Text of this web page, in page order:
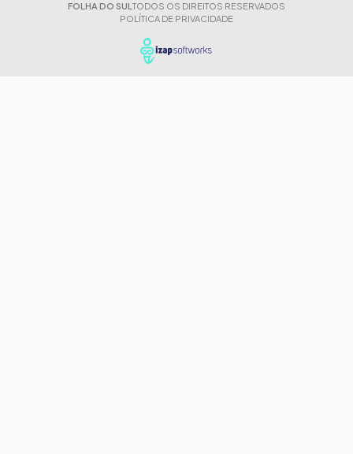
FOLHA DO SUL TODOS OS DIREITOS RESERVADOS
POLÍTICA DE PRIVACIDADE